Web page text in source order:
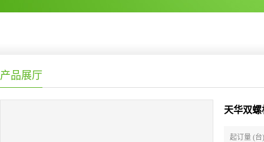
产品展厅
天华双
起订量 (台)